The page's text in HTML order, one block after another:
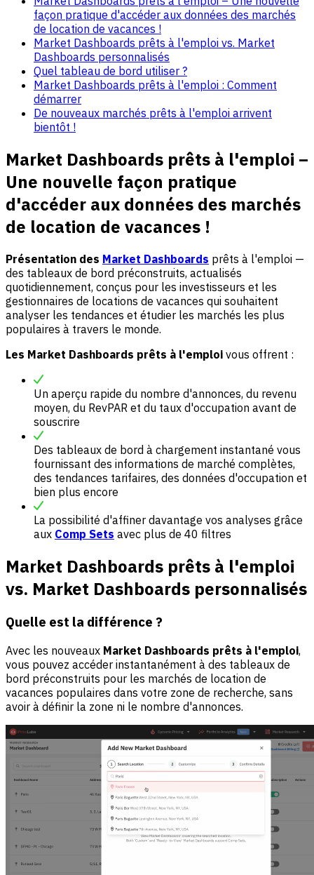
façon pratique d'accéder aux données des marchés
de location de vacances !
Market Dashboards prêts à l'emploi vs. Market
Dashboards personnalisés
Quel tableau de bord utiliser ?
Market Dashboards prêts à l'emploi : Comment
démarrer
De nouveaux marchés prêts à l'emploi arrivent
bientôt !
Market Dashboards prêts à l'emploi –
Une nouvelle façon pratique
d'accéder aux données des marchés
de location de vacances !
Présentation des Market Dashboards prêts à l'emploi —
des tableaux de bord préconstruits, actualisés
quotidiennement, conçus pour les investisseurs et les
gestionnaires de locations de vacances qui souhaitent
analyser les tendances et étudier les marchés les plus
populaires à travers le monde.
Les Market Dashboards prêts à l'emploi vous offrent :
Un aperçu rapide du nombre d'annonces, du revenu
moyen, du RevPAR et du taux d'occupation avant de
souscrire
Des tableaux de bord à chargement instantané vous
fournissant des informations de marché complètes,
des tendances tarifaires, des données d'occupation et
bien plus encore
La possibilité d'affiner davantage vos analyses grâce
aux Comp Sets avec plus de 40 filtres
Market Dashboards prêts à l'emploi
vs. Market Dashboards personnalisés
Quelle est la différence ?
Avec les nouveaux Market Dashboards prêts à l'emploi,
vous pouvez accéder instantanément à des tableaux de
bord préconstruits pour les marchés de location de
vacances populaires dans votre zone de recherche, sans
avoir à définir la zone ni le nombre d'annonces.